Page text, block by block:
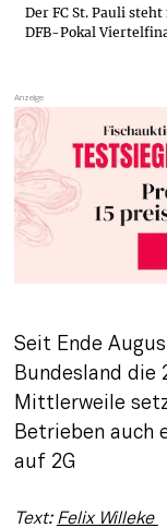
Der FC St. Pauli
DFB-Pokal
Seit Ende
Bundesland die
Mittlerweile
Betrieben auch
auf 2G
Text: Felix Willeke